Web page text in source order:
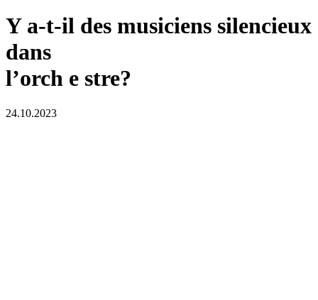
Y a-t-il des musiciens silencieux
dans
l’orch e stre?
24.10.2023